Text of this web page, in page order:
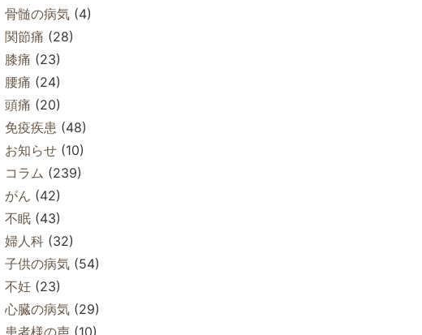
骨髄の病気(4)
関節痛 (28)
膝痛 (23)
腰痛 (24)
頭痛 (20)
免疫疾患 (48)
お知らせ(10)
コラム (239)
がん (42)
不眠(43)
婦人科(32)
子供の病気(54)
不妊(23)
心臓の病気(29)
患者様の声(10)